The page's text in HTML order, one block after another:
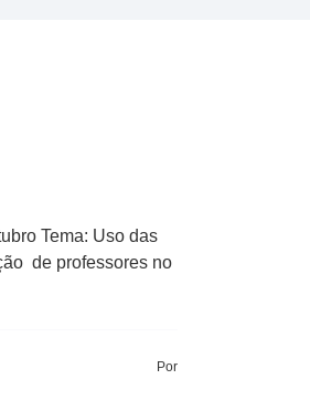
Tema: Uso das
de professores no
Por